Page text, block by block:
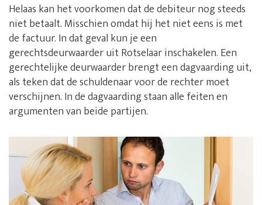
Helaas kan het voorkomen dat de debiteur nog steeds
niet betaalt. Misschien omdat hij het niet eens is met
de factuur. In dat geval kun je een
gerechtsdeurwaarder uit Rotselaar inschakelen. Een
gerechtelijke deurwaarder brengt een dagvaarding uit,
als teken dat de schuldenaar voor de rechter moet
verschijnen. In de dagvaarding staan alle feiten en
argumenten van beide partijen.